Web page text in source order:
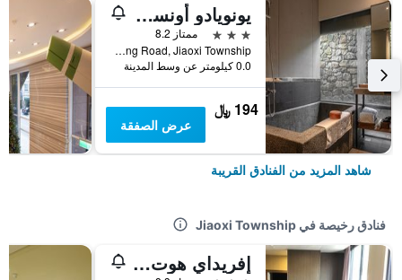
يونويادو أونسين هوت سبرينج هوتل ديانج
3 نجوم
ممتاز 8.2
No.26, Deyang Road, Jiaoxi Township, تايوان
0.0 كيلومتر عن وسط المدينة
194 ﷼
عرض الصفقة
شاهد المزيد من الفنادق القريبة
فنادق رخيصة في Jiaoxi Township
إفريداي هوت سبرينغ هوتل